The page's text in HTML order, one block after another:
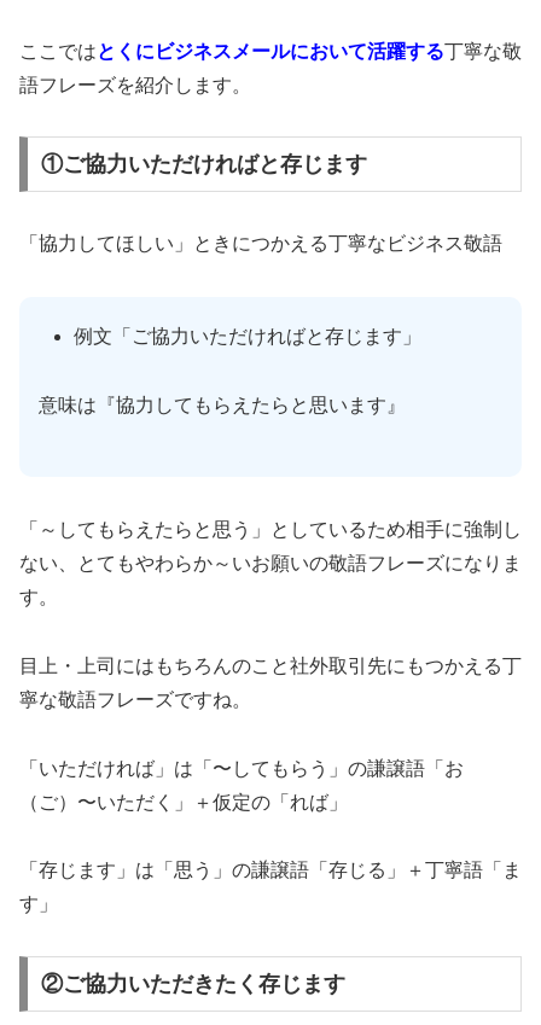
ここではとくにビジネスメールにおいて活躍する丁寧な敬
語フレーズを紹介します。
①ご協力いただければと存じます
「協力してほしい」ときにつかえる丁寧なビジネス敬語
例文「ご協力いただければと存じます」
意味は『協力してもらえたらと思います』
「～してもらえたらと思う」としているため相手に強制し
ない、とてもやわらか～いお願いの敬語フレーズになりま
す。
目上・上司にはもちろんのこと社外取引先にもつかえる丁
寧な敬語フレーズですね。
「いただければ」は「〜してもらう」の謙譲語「お
（ご）〜いただく」＋仮定の「れば」
「存じます」は「思う」の謙譲語「存じる」＋丁寧語「ま
す」
②ご協力いただきたく存じます